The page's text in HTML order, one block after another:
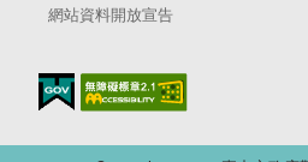
網站資料開放宣告